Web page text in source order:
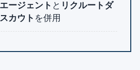
ージェント と リクルートダ
カウト を併用